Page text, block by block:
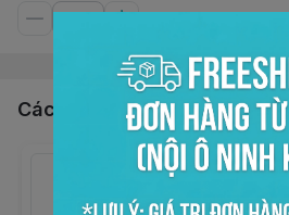
Các sản phẩm, dịch vụ khác